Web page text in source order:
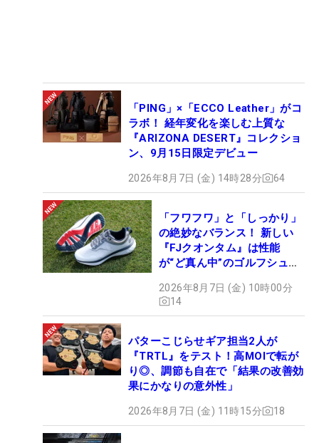
「PING」×「ECCO Leather」がコ
ラボ！ 経年変化を楽しむ上質な
『ARIZONA DESERT』コレクショ
ン、9月15日限定デビュー
2026年8月7日 (金) 14時28分 64
「フワフワ」と「しっかり」
の絶妙なバランス！ 新しい
『FJクオンタム』は性能
が“ど真ん中”のゴルフシュー
2026年8月7日 (金) 10時00分
14
パターこじらせギア担当2人が
『TRTL』をテスト！高MOIで転が
り◎、調節も自在で「結果の改善効
果にかなりの意外性」
2026年8月7日 (金) 11時15分 18